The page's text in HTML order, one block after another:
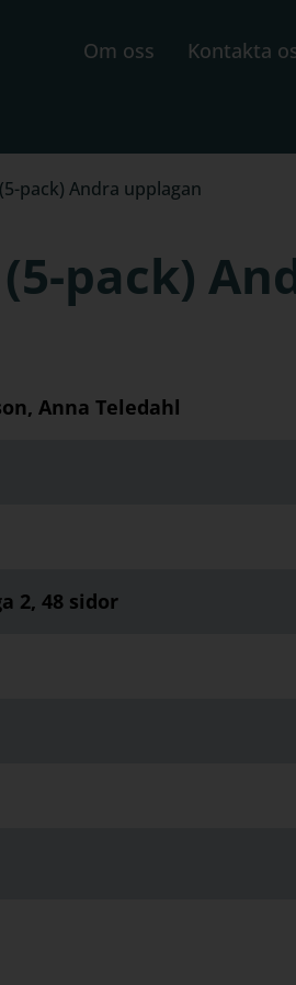
Om oss Kontakta
pack) Andra upplagan
pack)
Anna Teledahl
2, 48 sidor